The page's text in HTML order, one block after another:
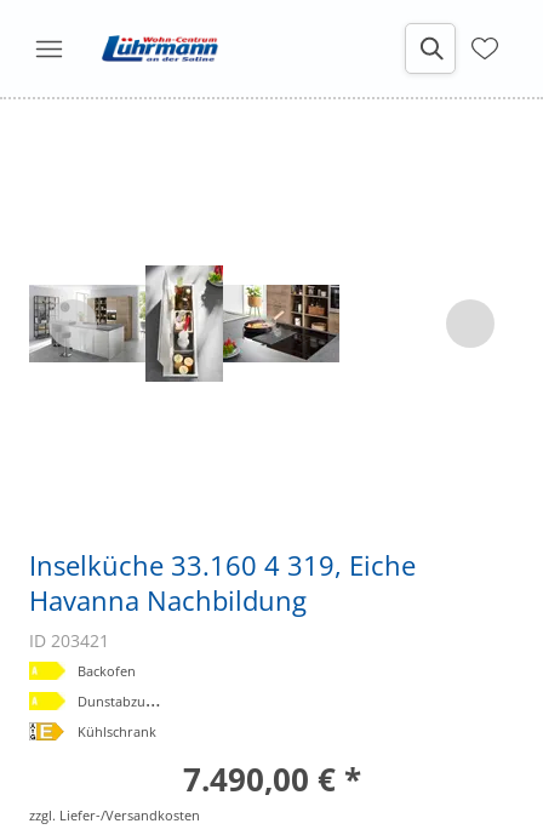
Inselküche 33.160 4 319, Eiche
Havanna Nachbildung
ID 203421
Backofen
D
unstabzugshaube
Kühlschrank
7.490,00 € *
zzgl. Liefer-/Versandkosten